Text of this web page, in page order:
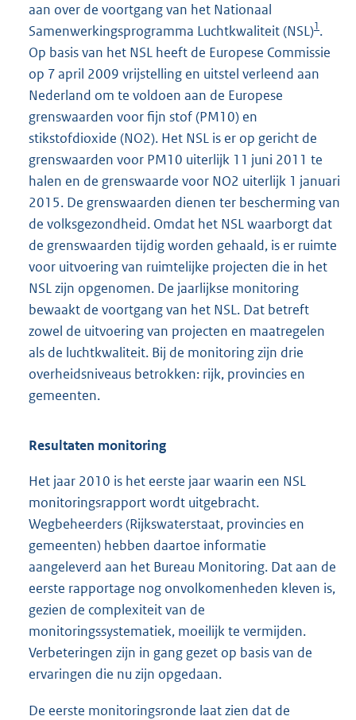
aan over de voortgang van het Nationaal
Samenwerkingsprogramma Luchtkwaliteit (NSL)1.
Op basis van het NSL heeft de Europese Commissie
op 7 april 2009 vrijstelling en uitstel verleend aan
Nederland om te voldoen aan de Europese
grenswaarden voor fijn stof (PM10) en
stikstofdioxide (NO2). Het NSL is er op gericht de
grenswaarden voor PM10 uiterlijk 11 juni 2011 te
halen en de grenswaarde voor NO2 uiterlijk 1 januari
2015. De grenswaarden dienen ter bescherming van
de volksgezondheid. Omdat het NSL waarborgt dat
de grenswaarden tijdig worden gehaald, is er ruimte
voor uitvoering van ruimtelijke projecten die in het
NSL zijn opgenomen. De jaarlijkse monitoring
bewaakt de voortgang van het NSL. Dat betreft
zowel de uitvoering van projecten en maatregelen
als de luchtkwaliteit. Bij de monitoring zijn drie
overheidsniveaus betrokken: rijk, provincies en
gemeenten.
Resultaten monitoring
Het jaar 2010 is het eerste jaar waarin een NSL
monitoringsrapport wordt uitgebracht.
Wegbeheerders (Rijkswaterstaat, provincies en
gemeenten) hebben daartoe informatie
aangeleverd aan het Bureau Monitoring. Dat aan de
eerste rapportage nog onvolkomenheden kleven is,
gezien de complexiteit van de
monitoringssystematiek, moeilijk te vermijden.
Verbeteringen zijn in gang gezet op basis van de
ervaringen die nu zijn opgedaan.
De eerste monitoringsronde laat zien dat de